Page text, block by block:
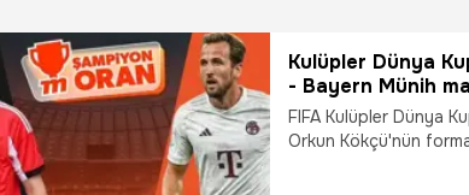
Kulüpler Dünya
- Bayern Münih
Şampiyon Oranlar
FIFA Kulüpler Dünya
Orkun Kökçü'nün